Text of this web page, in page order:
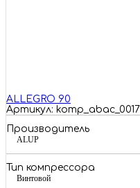
ALLEGRO 90
Артикул: komp_abac_0017
Производитель
ALUP
Тип компрессора
Винтовой